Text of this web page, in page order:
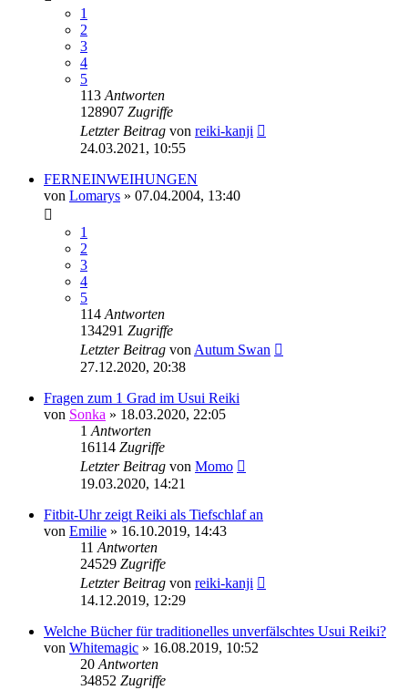
1
2
3
4
5
113 Antworten
128907 Zugriffe
Letzter Beitrag von reiki-kanji
24.03.2021, 10:55
FERNEINWEIHUNGEN
von Lomarys » 07.04.2004, 13:40
1
2
3
4
5
114 Antworten
134291 Zugriffe
Letzter Beitrag von Autum Swan
27.12.2020, 20:38
Fragen zum 1 Grad im Usui Reiki
von Sonka » 18.03.2020, 22:05
1 Antworten
16114 Zugriffe
Letzter Beitrag von Momo
19.03.2020, 14:21
Fitbit-Uhr zeigt Reiki als Tiefschlaf an
von Emilie » 16.10.2019, 14:43
11 Antworten
24529 Zugriffe
Letzter Beitrag von reiki-kanji
14.12.2019, 12:29
Welche Bücher für traditionelles unverfälschtes Usui Reiki?
von Whitemagic » 16.08.2019, 10:52
20 Antworten
34852 Zugriffe